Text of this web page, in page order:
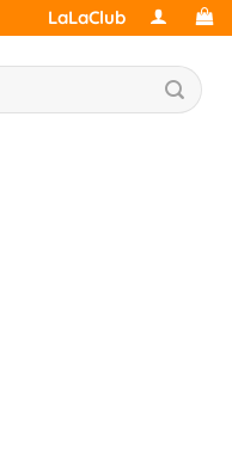
LaLaClub